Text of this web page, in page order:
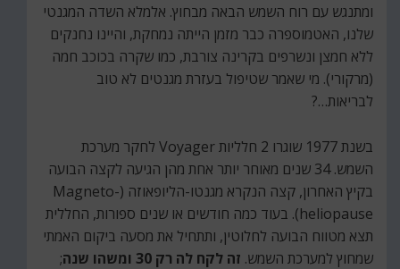
ומתנגש עם רוח השמש הבאה מבחוץ. אלמלא השדה המגנטי
שלנו, האטמוספרה כבר מזמן הייתה נמחקת, והיינו נחנקים
ללא חמצן ונשרפים בקרינה צורבת, כמו שקרה בכוכב חמה
(מרקורי). מי שאמר שטיפול בעזרת מגנטים לא טוב
לבריאות…?
בשנת 1977 שוגרו 2 חלליות Voyager לחקר מערכת
השמש. 34 שנים מאוחר יותר אחת מהן הגיעה לקצה הבועה
בקיץ האחרון, קצה הנקרא מגנטו-הליופאוזה (Magneto-
heliopause). בעוד כמה חודשים או שנים ספורות, החללית
תצא מטווח הבועה לחלוטין, ותתחיל את מסעה ביקום האמתי
שמחוץ למערכת השמש. זה לקח לה רק 30 ומשהו שנה
;